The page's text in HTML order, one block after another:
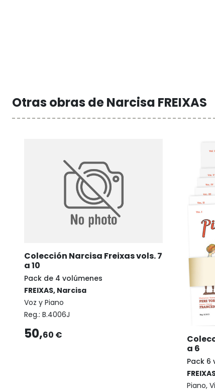
Otras obras de Narcisa FREIXAS
Colección Narcisa Freixas vols. 7
a 10
Pack de 4 volúmenes
FREIXAS, Narcisa
Voz y Piano
Reg.: B.4006J
50,60 €
a 6
Pack 6
Piano,